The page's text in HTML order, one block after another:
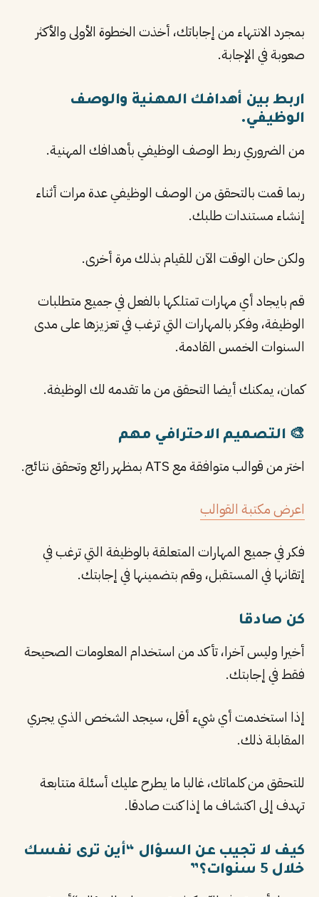
بمجرد الانتهاء من إجاباتك، أخذت الخطوة الأولى والأكثر
صعوبة في الإجابة.
اربط بين أهدافك المهنية والوصف
الوظيفي.
من الضروري ربط الوصف الوظيفي بأهدافك المهنية.
ربما قمت بالتحقق من الوصف الوظيفي عدة مرات أثناء
إنشاء مستندات طلبك.
ولكن حان الوقت الآن للقيام بذلك مرة أخرى.
قم بايجاد أي مهارات تمتلكها بالفعل في جميع متطلبات
الوظيفة، وفكر بالمهارات التي ترغب في تعزيزها على مدى
السنوات الخمس القادمة.
كمان، يمكنك أيضا التحقق من ما تقدمه لك الوظيفة.
🎨 التصميم الاحترافي مهم
اختر من قوالب متوافقة مع ATS بمظهر رائع وتحقق نتائج.
اعرض مكتبة القوالب
فكر في جميع المهارات المتعلقة بالوظيفة التي ترغب في
إتقانها في المستقبل، وقم بتضمينها في إجابتك.
كن صادقا
أخيرا وليس آخرا، تأكد من استخدام المعلومات الصحيحة
فقط في إجابتك.
إذا استخدمت أي شيء أقل، سيجد الشخص الذي يجري
المقابلة ذلك.
للتحقق من كلماتك، غالبا ما يطرح عليك أسئلة متتابعة
تهدف إلى اكتشاف ما إذا كنت صادقا.
كيف لا تجيب عن السؤال “أين ترى نفسك
خلال 5 سنوات؟”